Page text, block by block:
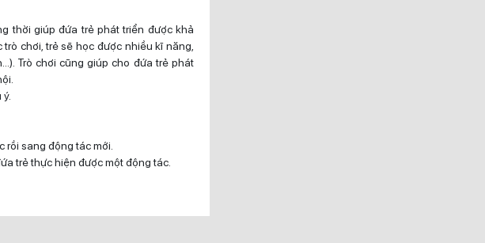
thời giúp đứa trẻ phát triển được khả
chơi, trẻ sẽ học được nhiều kĩ năng,
Trò chơi cũng giúp cho đứa trẻ phát
rồi sang động tác mới.
trẻ thực hiện được một động tác.